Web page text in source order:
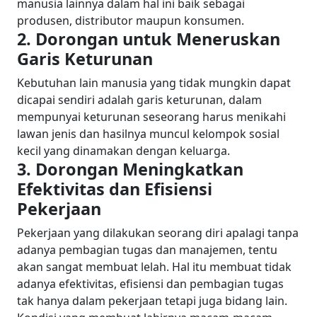
manusia lainnya dalam hal ini baik sebagai
produsen, distributor maupun konsumen.
2. Dorongan untuk Meneruskan
Garis Keturunan
Kebutuhan lain manusia yang tidak mungkin dapat
dicapai sendiri adalah garis keturunan, dalam
mempunyai keturunan seseorang harus menikahi
lawan jenis dan hasilnya muncul kelompok sosial
kecil yang dinamakan dengan keluarga.
3. Dorongan Meningkatkan
Efektivitas dan Efisiensi
Pekerjaan
Pekerjaan yang dilakukan seorang diri apalagi tanpa
adanya pembagian tugas dan manajemen, tentu
akan sangat membuat lelah. Hal itu membuat tidak
adanya efektivitas, efisiensi dan pembagian tugas
tak hanya dalam pekerjaan tetapi juga bidang lain.